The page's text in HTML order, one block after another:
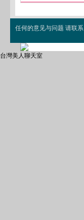
任何的意见与问题 请联系
台灣美人聊天室